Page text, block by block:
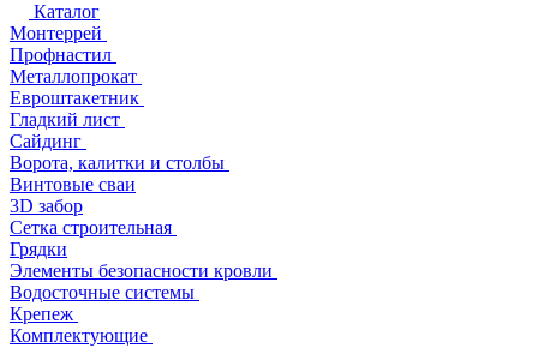
Каталог
Монтеррей
Профнастил
Металлопрокат
Евроштакетник
Гладкий лист
Сайдинг
Ворота, калитки и столбы
Винтовые сваи
3D забор
Сетка строительная
Грядки
Элементы безопасности кровли
Водосточные системы
Крепеж
Комплектующие